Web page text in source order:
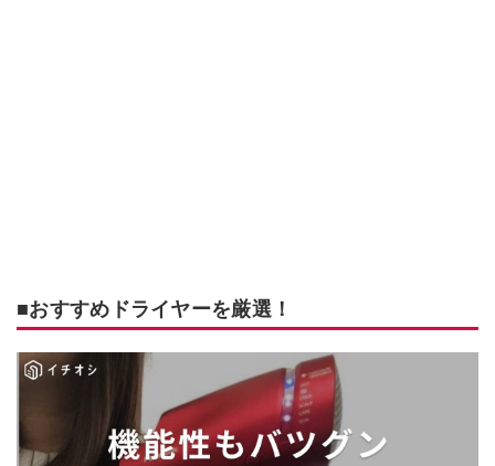
■おすすめドライヤーを厳選！